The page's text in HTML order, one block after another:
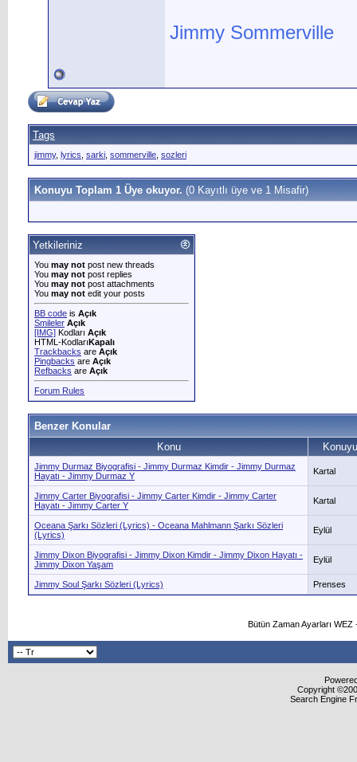
Jimmy Sommerville
Tags
jimmy, lyrics sarki sommerville sozleri
Konuyu Toplam 1 Üye okuyor. (0 Kayıtlı üye ve 1 Misafir)
Yetkileriniz
You may not post new threads
You may not post replies
You may not post attachments
You may not edit your posts
BB code is Açık
Smileler Açık
[IMG] Kodları Açık
HTML-KodlarıKapalı
Trackbacks are Açık
Pingbacks are Açık
Refbacks are Açık
Forum Rules
Benzer Konular
Konu
Jimmy Durmaz Biyografisi - Jimmy Durmaz Kimdir - Jimmy Durmaz
Hayatı - Jimmy Durmaz Y
Kartal
Jimmy Carter Biyografisi - Jimmy Carter Kimdir - Jimmy Carter
Hayatı - Jimmy Carter Y
Kartal
Oceana Şarkı Sözleri (Lyrics) - Oceana Mahlmann Şarkı Sözleri
(Lyrics)
Eylül
Jimmy Dixon Biyografisi - Jimmy Dixon Kimdir - Jimmy Dixon Hayatı -
Jimmy Dixon Yaşam
Eylül
Jimmy Soul Şarkı Sözleri (Lyrics) Prenses
Bütün Zaman Ayarları
Copyright
Search Engine